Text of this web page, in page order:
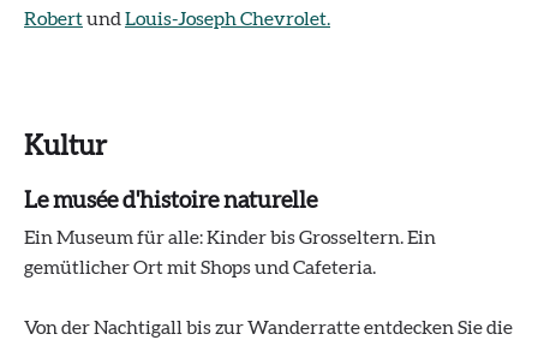
Robertund Louis-Joseph Chevrolet.
Kultur
Le musée d'histoire naturelle
Ein Museum für alle: Kinder bis Grosseltern. Ein
gemütlicher Ort mit Shops und Cafeteria.
Von der Nachtigall bis zur Wanderratte entdecken Sie die